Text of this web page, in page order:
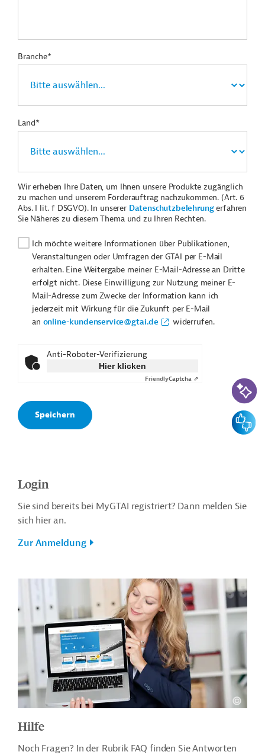
Branche*
Land*
Wir erheben Ihre Daten, um Ihnen unsere Produkte zugänglich
zu machen und unserem Förderauftrag nachzukommen. (Art. 6
Abs. I lit. f DSGVO). In unserer Datenschutzbelehrungerfahren
Sie Näheres zu diesem Thema und zu Ihren Rechten.
Ich möchte weitere Informationen über Publikationen,
Veranstaltungen oder Umfragen der GTAI per E-Mail
erhalten. Eine Weitergabe meiner E-Mail-Adresse an Dritte
erfolgt nicht. Diese Einwilligung zur Nutzung meiner E-
Mail-Adresse zum Zwecke der Information kann ich
jederzeit mit Wirkung für die Zukunft per E-Mail
an online-kundenservice@gtai.de widerrufen.
Anti-Roboter-Verifizierung
Hier klicken
FriendlyCaptcha ⇗
Login
Sie sind bereits bei MyGTAI registriert? Dann melden Sie
sich hier an.
Zur Anmeldung
Hilfe
Noch Fragen? In der Rubrik FAQ finden Sie Antworten
KI-